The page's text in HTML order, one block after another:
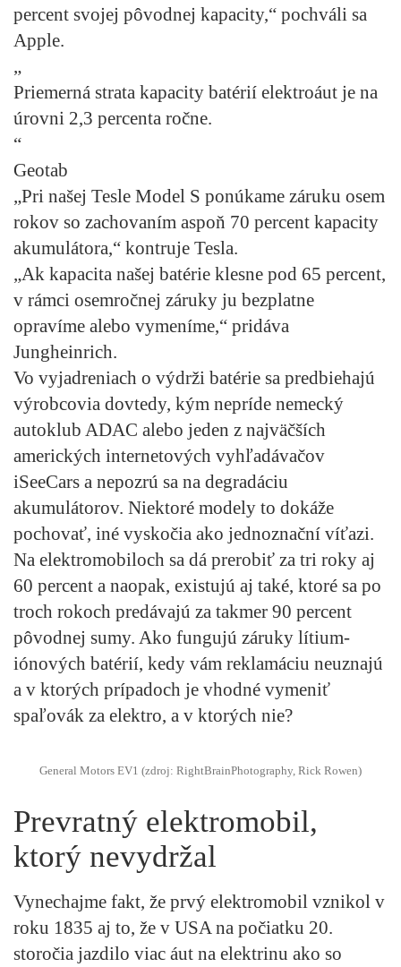
percent svojej pôvodnej kapacity,“ pochváli sa
Apple.
„
Priemerná strata kapacity batérií elektroáut je na
úrovni 2,3 percenta ročne.
“
Geotab
„Pri našej Tesle Model S ponúkame záruku osem
rokov so zachovaním aspoň 70 percent kapacity
akumulátora,“ kontruje Tesla.
„Ak kapacita našej batérie klesne pod 65 percent,
v rámci osemročnej záruky ju bezplatne
opravíme alebo vymeníme,“ pridáva
Jungheinrich.
Vo vyjadreniach o výdrži batérie sa predbiehajú
výrobcovia dovtedy, kým nepríde nemecký
autoklub ADAC alebo jeden z najväčších
amerických internetových vyhľadávačov
iSeeCars a nepozrú sa na degradáciu
akumulátorov. Niektoré modely to dokáže
pochovať, iné vyskočia ako jednoznační víťazi.
Na elektromobiloch sa dá prerobiť za tri roky aj
60 percent a naopak, existujú aj také, ktoré sa po
troch rokoch predávajú za takmer 90 percent
pôvodnej sumy. Ako fungujú záruky lítium-
iónových batérií, kedy vám reklamáciu neuznajú
a v ktorých prípadoch je vhodné vymeniť
spaľovák za elektro, a v ktorých nie?
General Motors EV1 (zdroj: RightBrainPhotography, Rick Rowen)
Prevratný elektromobil,
ktorý nevydržal
Vynechajme fakt, že prvý elektromobil vznikol v
roku 1835 aj to, že v USA na počiatku 20.
storočia jazdilo viac áut na elektrinu ako so